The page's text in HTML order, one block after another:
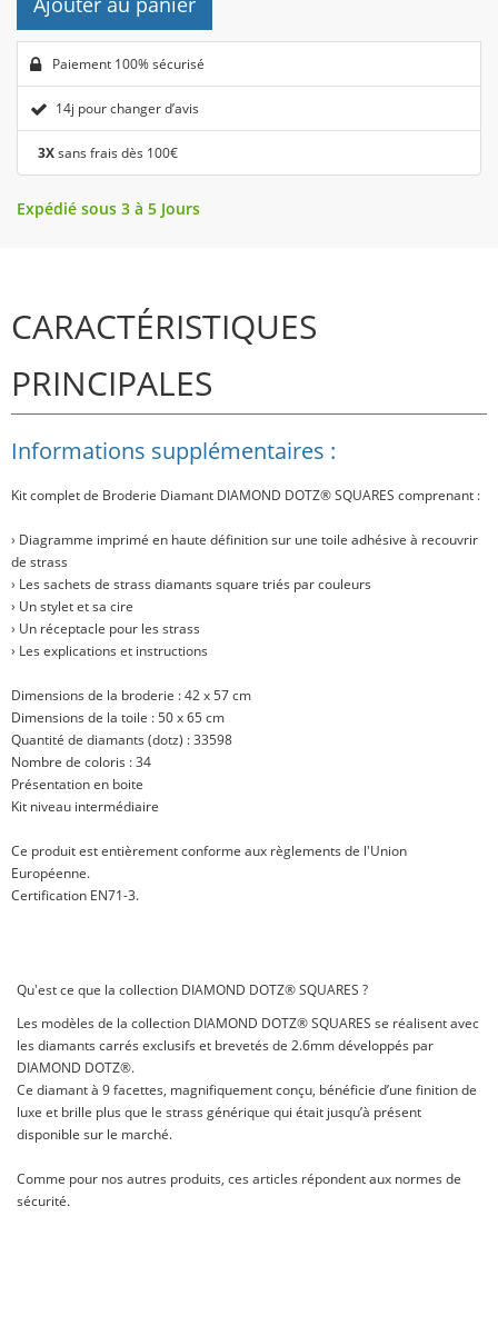
Paiement 100% sécurisé
14j pour changer d’avis
3Xsans frais dès 100€
Expédié sous 3 à 5 Jours
CARACTÉRISTIQUES
PRINCIPALES
Informations supplémentaires :
Kit complet de Broderie Diamant DIAMOND DOTZ® SQUARES comprenant :
› Diagramme imprimé en haute définition sur une toile adhésive à recouvrir
de strass
› Les sachets de strass diamants square triés par couleurs
› Un stylet et sa cire
› Un réceptacle pour les strass
› Les explications et instructions
Dimensions de la broderie : 42 x 57 cm
Dimensions de la toile : 50 x 65 cm
Quantité de diamants (dotz) : 33598
Nombre de coloris : 34
Présentation en boite
Kit niveau intermédiaire
Ce produit est entièrement conforme aux règlements de l'Union
Européenne.
Certification EN71-3.
Qu'est ce que la collection DIAMOND DOTZ® SQUARES ?
Les modèles de la collection DIAMOND DOTZ® SQUARES se réalisent avec
les diamants carrés exclusifs et brevetés de 2.6mm développés par
DIAMOND DOTZ®.
Ce diamant à 9 facettes, magnifiquement conçu, bénéficie d’une finition de
luxe et brille plus que le strass générique qui était jusqu’à présent
disponible sur le marché.
Comme pour nos autres produits, ces articles répondent aux normes de
sécurité.